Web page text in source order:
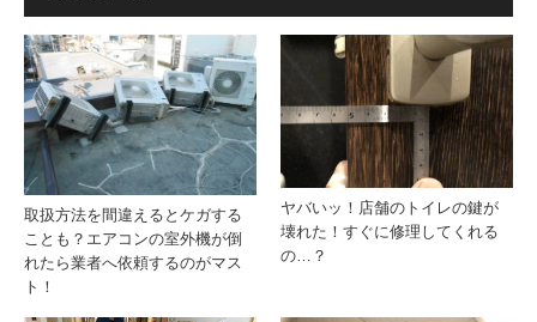
取扱方法を間違えるとケガする
ことも？エアコンの室外機が倒
れたら業者へ依頼するのがマス
ト！
ヤバいッ！店舗のトイレの鍵が
壊れた！すぐに修理してくれる
の…？